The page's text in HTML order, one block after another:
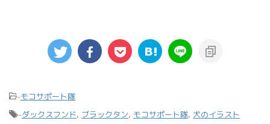
-モコサポート隊
-ダックスフンド, ブラックタン, モコサポート隊, 犬のイラスト